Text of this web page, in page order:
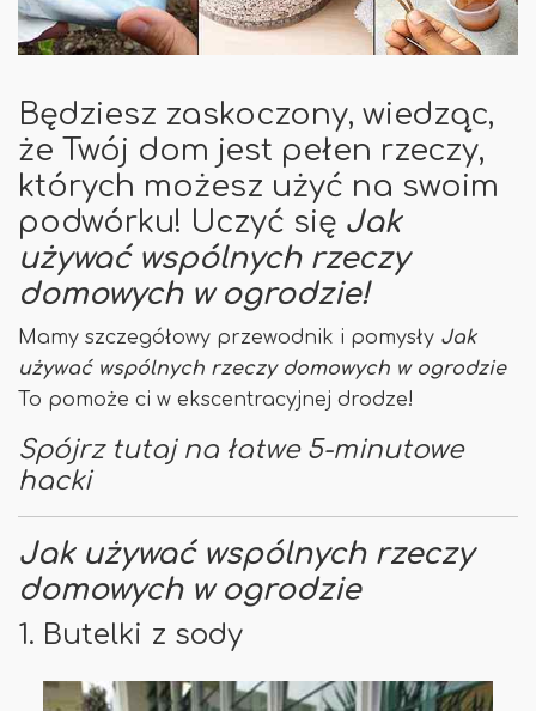
Będziesz zaskoczony, wiedząc,
że Twój dom jest pełen rzeczy,
których możesz użyć na swoim
podwórku! Uczyć się Jak
używać wspólnych rzeczy
domowych w ogrodzie!
Mamy szczegółowy przewodnik i pomysły Jak
używać wspólnych rzeczy domowych w ogrodzie
To pomoże ci w ekscentracyjnej drodze!
Spójrz tutaj na łatwe 5-minutowe
hacki
Jak używać wspólnych rzeczy
domowych w ogrodzie
1. Butelki z sody